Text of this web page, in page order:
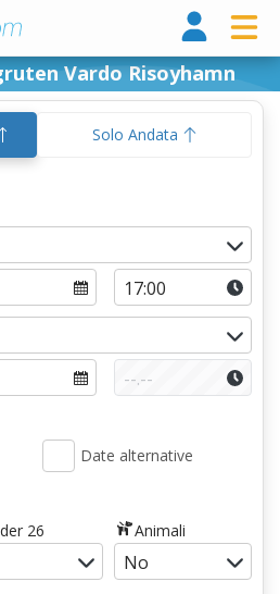
Vardo Risoyhamn
Solo Andata
Date alternative
26 Animali